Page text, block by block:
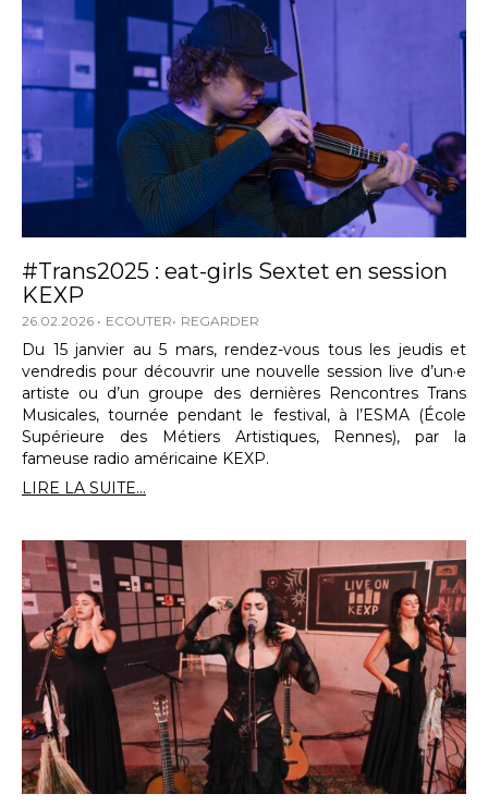
#Trans2025 : eat-girls Sextet en session
KEXP
26.02.2026 ECOUTER REGARDER
Du 15 janvier au 5 mars, rendez-vous tous les jeudis et
vendredis pour découvrir une nouvelle session live d’un·e
artiste ou d’un groupe des dernières Rencontres Trans
Musicales, tournée pendant le festival, à l’ESMA (École
Supérieure des Métiers Artistiques, Rennes), par la
fameuse radio américaine KEXP.
LIRE LA SUITE...